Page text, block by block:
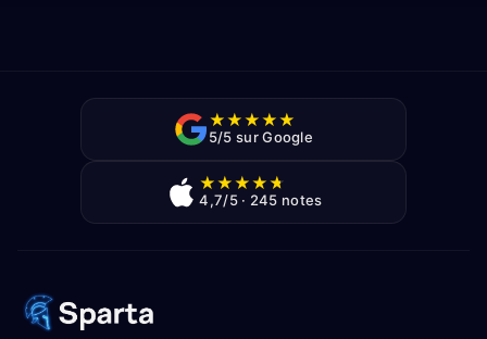
★★★★★
5/5 sur Google
★★★★★
4,7/5 · 245 notes